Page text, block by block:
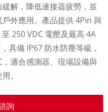
解，降低連接器疲勞，並
外應用。產品提供 4Pin 與
250 VDC 電壓及最高 4A
具備 IP67 防水防塵等級，
，適合感測器、現場設備與
。
詢